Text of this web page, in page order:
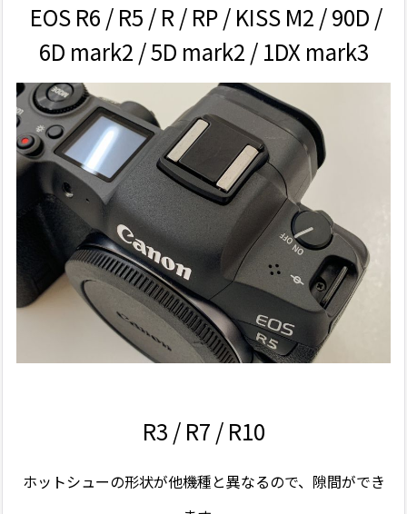
EOS R6 / R5 / R / RP / KISS M2 / 90D /
6D mark2 / 5D mark2 / 1DX mark3
R3 / R7 / R10
ホットシューの形状が他機種と異なるので、隙間ができ